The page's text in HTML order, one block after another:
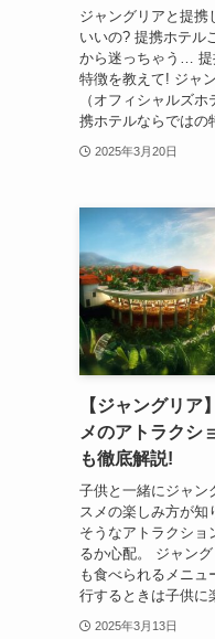
ジャングリアと提携
いいの? 提携ホテル
から迷っちゃう… 提
特徴を教えて! ジャ
（オフィシャルズ
携ホテルならではの
2025年3月20日
【ジャングリア
メのアトラクシ
も徹底解説!
子供と一緒にジャン
スメの楽しみ方が
そうなアトラクショ
るか心配。 ジャン
も食べられるメニ
行するときは子供に
2025年3月13日